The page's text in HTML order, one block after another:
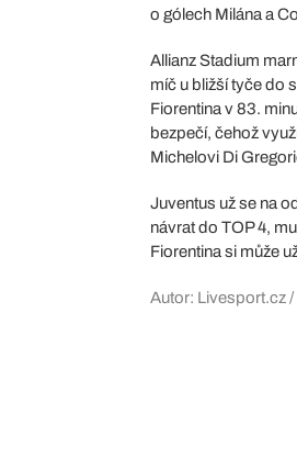
o gólech Milána a
Allianz Stadium
míč u bližší tyče do
Fiorentina v 83.
bezpečí, čehož
Michelovi Di
Juventus už se na
návrat do TOP 4,
Fiorentina si může
Autor: Livesport.cz